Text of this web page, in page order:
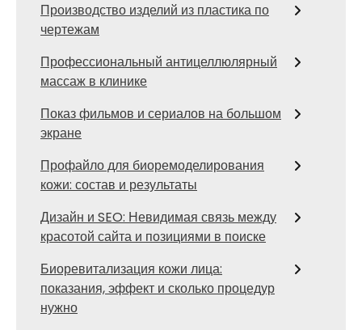
Производство изделий из пластика по
чертежам
Профессиональный антицеллюлярный
массаж в клинике
Показ фильмов и сериалов на большом
экране
Профайло для биоремоделирования
кожи: состав и результаты
Дизайн и SEO: Невидимая связь между
красотой сайта и позициями в поиске
Биоревитализация кожи лица:
показания, эффект и сколько процедур
нужно